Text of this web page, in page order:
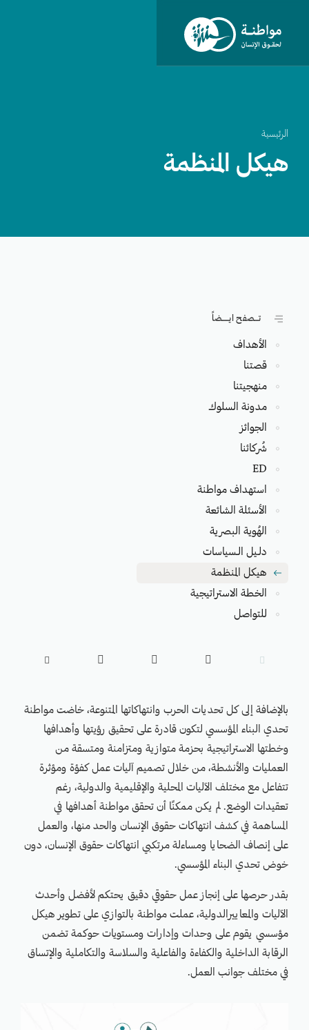
الرئيسية
هيكل المنظمة
تـــصفح ايـــــضاً
الأهداف
قصتنا
منهجيتنا
مدونة السلوك
الجوائز
شُركائنا
ED
استهداف مواطنة
الأسئلة الشائعة
الهُوية البصرية
دلـيل الـسياسات
هيكل المنظمة
الخطة الاستراتيجية
للتواصل





بالإضافة إلى كل تحديات الحرب وانتهاكاتها المتنوعة، خاضت مواطنة
تحدي البناء المؤسسي لتكون قادرة على تحقيق رؤيتها وأهدافها
وخطتها الاستراتيجية بحزمة متوازية ومتزامنة ومتسقة من
العمليات والأنشطة، من خلال تصميم آليات عمل كفؤة ومؤثرة
تتفاعل مع مختلف الآليات المحلية والإقليمية والدولية، رغم
تعقيدات الوضع. لم يكن ممكنًا أن تحقق مواطنة أهدافها في
المساهمة في كشف انتهاكات حقوق الإنسان والحد منها، والعمل
على إنصاف الضحايا ومساءلة مرتكبي انتهاكات حقوق الإنسان، دون
خوض تحدي البناء المؤسسي.
بقدر حرصها على إنجاز عمل حقوقي دقيق يحتكم لأفضل وأحدث
الآليات والمعاييرالدولية، عملت مواطنة بالتوازي على تطوير هيكل
مؤسسي يقوم على وحدات وإدارات ومستويات حوكمة تضمن
الرقابة الداخلية والكفاءة والفاعلية والسلاسة والتكاملية والإتساق
في مختلف جوانب العمل.